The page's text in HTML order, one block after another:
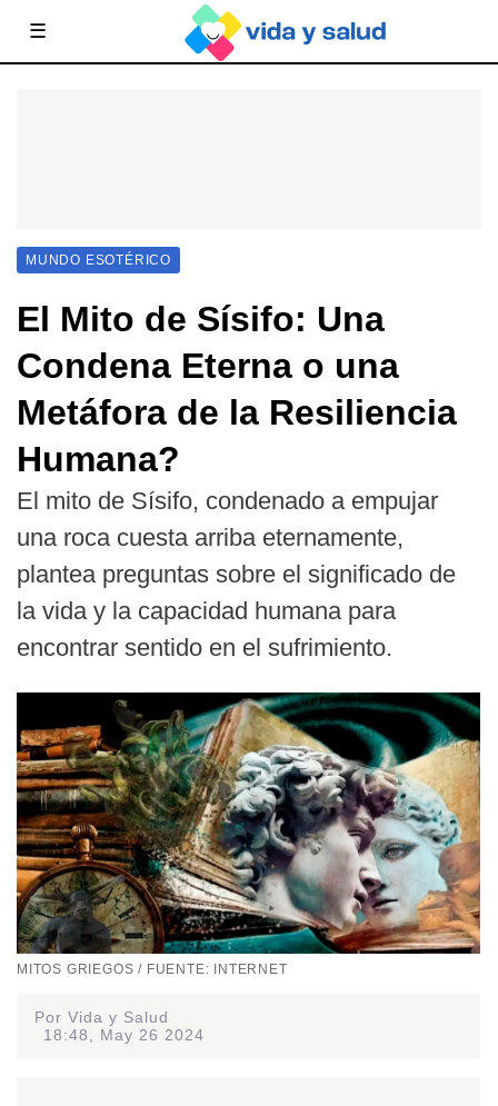
☰
MUNDO ESOTÉRICO
El Mito de Sísifo: Una
Condena Eterna o una
Metáfora de la Resiliencia
Humana?
El mito de Sísifo, condenado a empujar
una roca cuesta arriba eternamente,
plantea preguntas sobre el significado de
la vida y la capacidad humana para
encontrar sentido en el sufrimiento.
MITOS GRIEGOS / FUENTE: INTERNET
Por Vida y Salud
18:48, May 26 2024